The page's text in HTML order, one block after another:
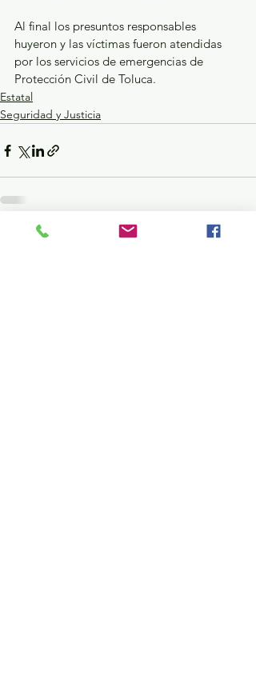
Al final los presuntos responsables
huyeron y las víctimas fueron atendidas
por los servicios de emergencias de
Protección Civil de Toluca.
Estatal
Seguridad y Justicia
Entradas recientes Ver todo